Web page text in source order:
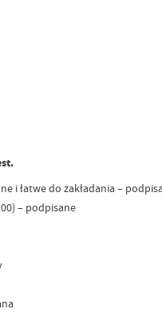
i łatwe do zakładania –
– podpisane